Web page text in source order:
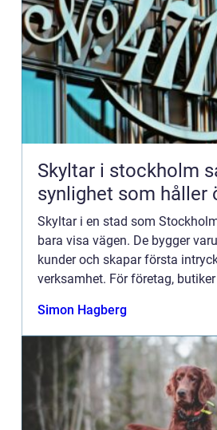
Skyltar i stockholm så skapar du
synlighet som håller
Skyltar i en stad som
bara visa vägen. De bygger
kunder och skapar första
verksamhet. För företag,
mellan att passera obemärkt och
Simon Hagberg